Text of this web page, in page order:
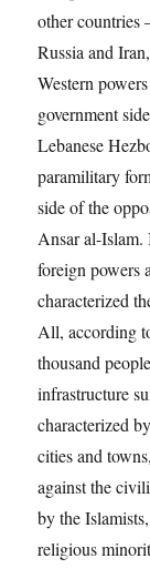
other countries
Russia and
Western
government
Lebanese
paramilitary
side of the
Ansar al-
foreign powers
characterized
All, according
thousand
infrastructure
characterized
cities and
against the
by the
religious